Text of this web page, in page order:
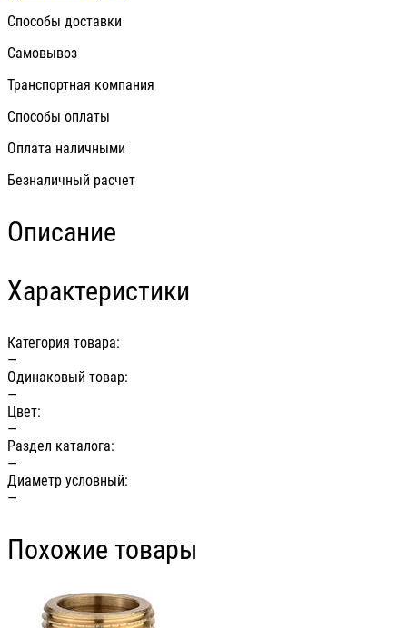
Способы доставки
Самовывоз
Транспортная компания
Способы оплаты
Оплата наличными
Безналичный расчет
Описание
Характеристики
Категория товара:
—
Одинаковый товар:
—
Цвет:
—
Раздел каталога:
—
Диаметр условный:
—
Похожие товары